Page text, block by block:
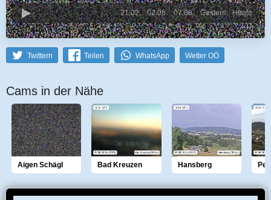
Heute
Gestern
07.08.
02.08.
21.02.
Twittern Teilen WhatsApp Wetter OÖ
Cams in der Nähe
Aigen Schägl Bad Kreuzen Hansberg